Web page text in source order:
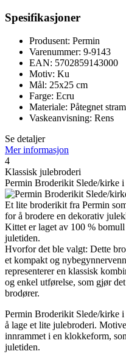
Spesifikasjoner
Produsent: Permin
Varenummer: 9-9143
EAN: 5702859143000
Motiv: Ku
Mål: 25x25 cm
Farge: Ecru
Materiale: Påtegnet
Vaskeanvisning: Rens
Se detaljer
Mer informasjon
4
Klassisk julebroderi
Permin Broderikit Slede/kirke
Et lite broderikit fra Permin
for å brodere en dekorativ
Kittet er laget av 100 %
juletiden.
Hvorfor det ble valgt: Dette
et kompakt og
representerer en klassisk
og enkel utførelse, som gjør
brodører.
Permin Broderikit Slede/kirke
å lage et lite julebroderi.
innrammet i en klokkeform,
juletiden.